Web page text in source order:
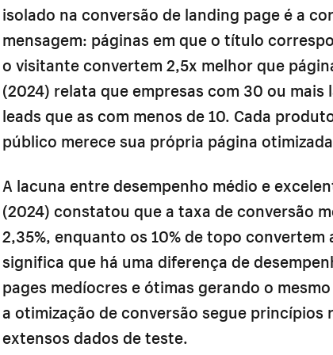
isolado na conversão de landing page é a
mensagem: páginas em que o título
o visitante convertem 2,5x melhor que
(2024) relata que empresas com 30 ou mais
leads que as com menos de 10. Cada
público merece sua própria página
A lacuna entre desempenho médio e
(2024) constatou que a taxa de conversão
2,35%, enquanto os 10% de topo convertem
significa que há uma diferença de
pages medíocres e ótimas gerando o
a otimização de conversão segue princípios
extensos dados de teste.